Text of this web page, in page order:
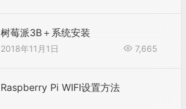
树莓派3B＋系统安装
2018年11月1日 7,665
Raspberry Pi WIFI设置方法